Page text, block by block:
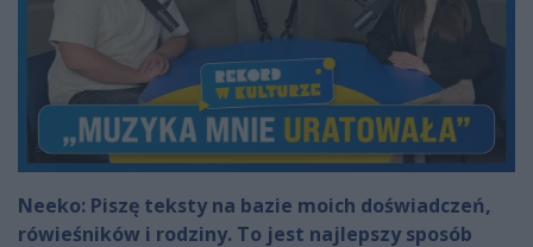
Neeko: Piszę teksty na bazie moich doświadczeń,
rówieśników i rodziny. To jest najlepszy sposób